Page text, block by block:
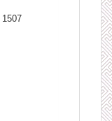
1507